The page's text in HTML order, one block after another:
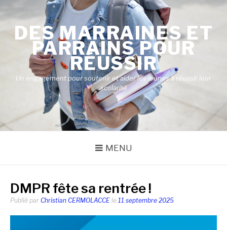
contenuDES MARRAINES ET
PARRAINS POUR
RÉUSSIR
Un engagement pour soutenir et aider les jeunes à réussir leur
scolarité
MENU
DMPR fête sa rentrée !
Publié par Christian CERMOLACCE le 11 septembre 2025